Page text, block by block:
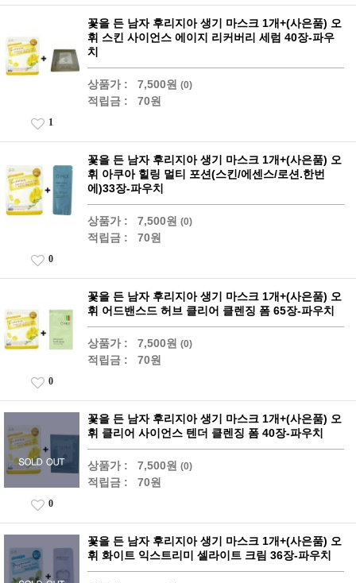
꽃을 든 남자 후리지아 생기 마스크 1개+(사은품) 오
휘 스킨 사이언스 에이지 리커버리 세럼 40장-파우
치
상품가 : 7,500원 (0)
적립금 : 70원
1
꽃을 든 남자 후리지아 생기 마스크 1개+(사은품) 오
휘 아쿠아 힐링 멀티 포션(스킨/에센스/로션.한번
에)33장-파우치
상품가 : 7,500원 (0)
적립금 : 70원
0
꽃을 든 남자 후리지아 생기 마스크 1개+(사은품) 오
휘 어드밴스드 허브 클리어 클렌징 폼 65장-파우치
상품가 : 7,500원 (0)
적립금 : 70원
0
꽃을 든 남자 후리지아 생기 마스크 1개+(사은품) 오
휘 클리어 사이언스 텐더 클렌징 폼 40장-파우치
상품가 : 7,500원 (0)
적립금 : 70원
0
꽃을 든 남자 후리지아 생기 마스크 1개+(사은품) 오
휘 화이트 익스트리미 셀라이트 크림 36장-파우치